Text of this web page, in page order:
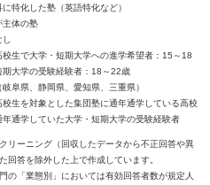
に特化した塾（英語特化など）
主体の塾
校生で大学・短期大学への進学希望者：15～18
期大学の受験経験者：18～22歳
阜県、静岡県、愛知県、三重県）
校生を対象とした集団塾に通年通学している高校
年通学していた大学・短期大学の受験経験者
リーニング（回収したデータから不正回答や異
回答を除外した上で作成しています。
「業態別」においては有効回答者数が規定人